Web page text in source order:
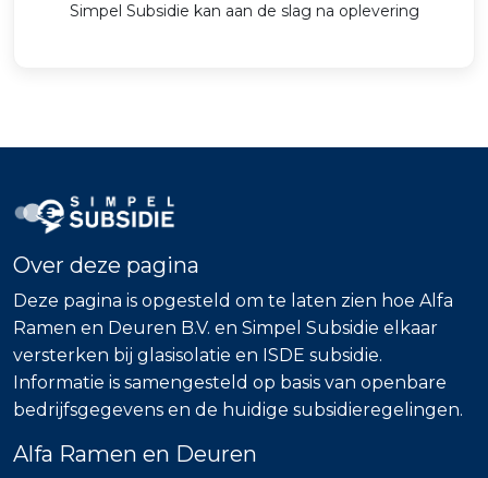
Simpel Subsidie kan aan de slag na oplevering
Over deze pagina
Deze pagina is opgesteld om te laten zien hoe Alfa
Ramen en Deuren B.V. en Simpel Subsidie elkaar
versterken bij glasisolatie en ISDE subsidie.
Informatie is samengesteld op basis van openbare
bedrijfsgegevens en de huidige subsidieregelingen.
Alfa Ramen en Deuren